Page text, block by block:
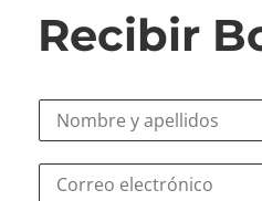
Recibir
N
C
C